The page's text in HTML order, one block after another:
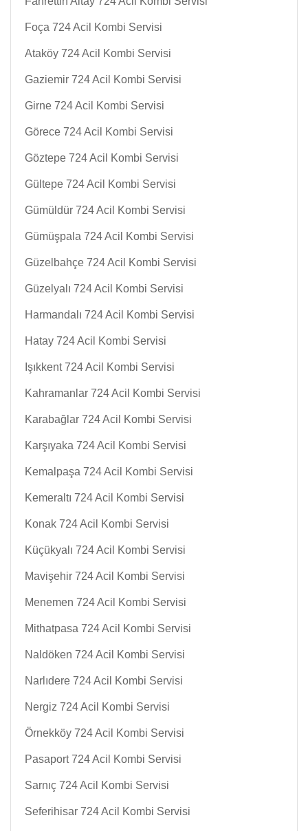
Foça 724 Acil Kombi Servisi
Ataköy 724 Acil Kombi Servisi
Gaziemir 724 Acil Kombi Servisi
Girne 724 Acil Kombi Servisi
Görece 724 Acil Kombi Servisi
Göztepe 724 Acil Kombi Servisi
Gültepe 724 Acil Kombi Servisi
Gümüldür 724 Acil Kombi Servisi
Gümüşpala 724 Acil Kombi Servisi
Güzelbahçe 724 Acil Kombi Servisi
Güzelyalı 724 Acil Kombi Servisi
Harmandalı 724 Acil Kombi Servisi
Hatay 724 Acil Kombi Servisi
Işıkkent 724 Acil Kombi Servisi
Kahramanlar 724 Acil Kombi Servisi
Karabağlar 724 Acil Kombi Servisi
Karşıyaka 724 Acil Kombi Servisi
Kemalpaşa 724 Acil Kombi Servisi
Kemeraltı 724 Acil Kombi Servisi
Konak 724 Acil Kombi Servisi
Küçükyalı 724 Acil Kombi Servisi
Mavişehir 724 Acil Kombi Servisi
Menemen 724 Acil Kombi Servisi
Mithatpasa 724 Acil Kombi Servisi
Naldöken 724 Acil Kombi Servisi
Narlıdere 724 Acil Kombi Servisi
Nergiz 724 Acil Kombi Servisi
Örnekköy 724 Acil Kombi Servisi
Pasaport 724 Acil Kombi Servisi
Sarnıç 724 Acil Kombi Servisi
Seferihisar 724 Acil Kombi Servisi